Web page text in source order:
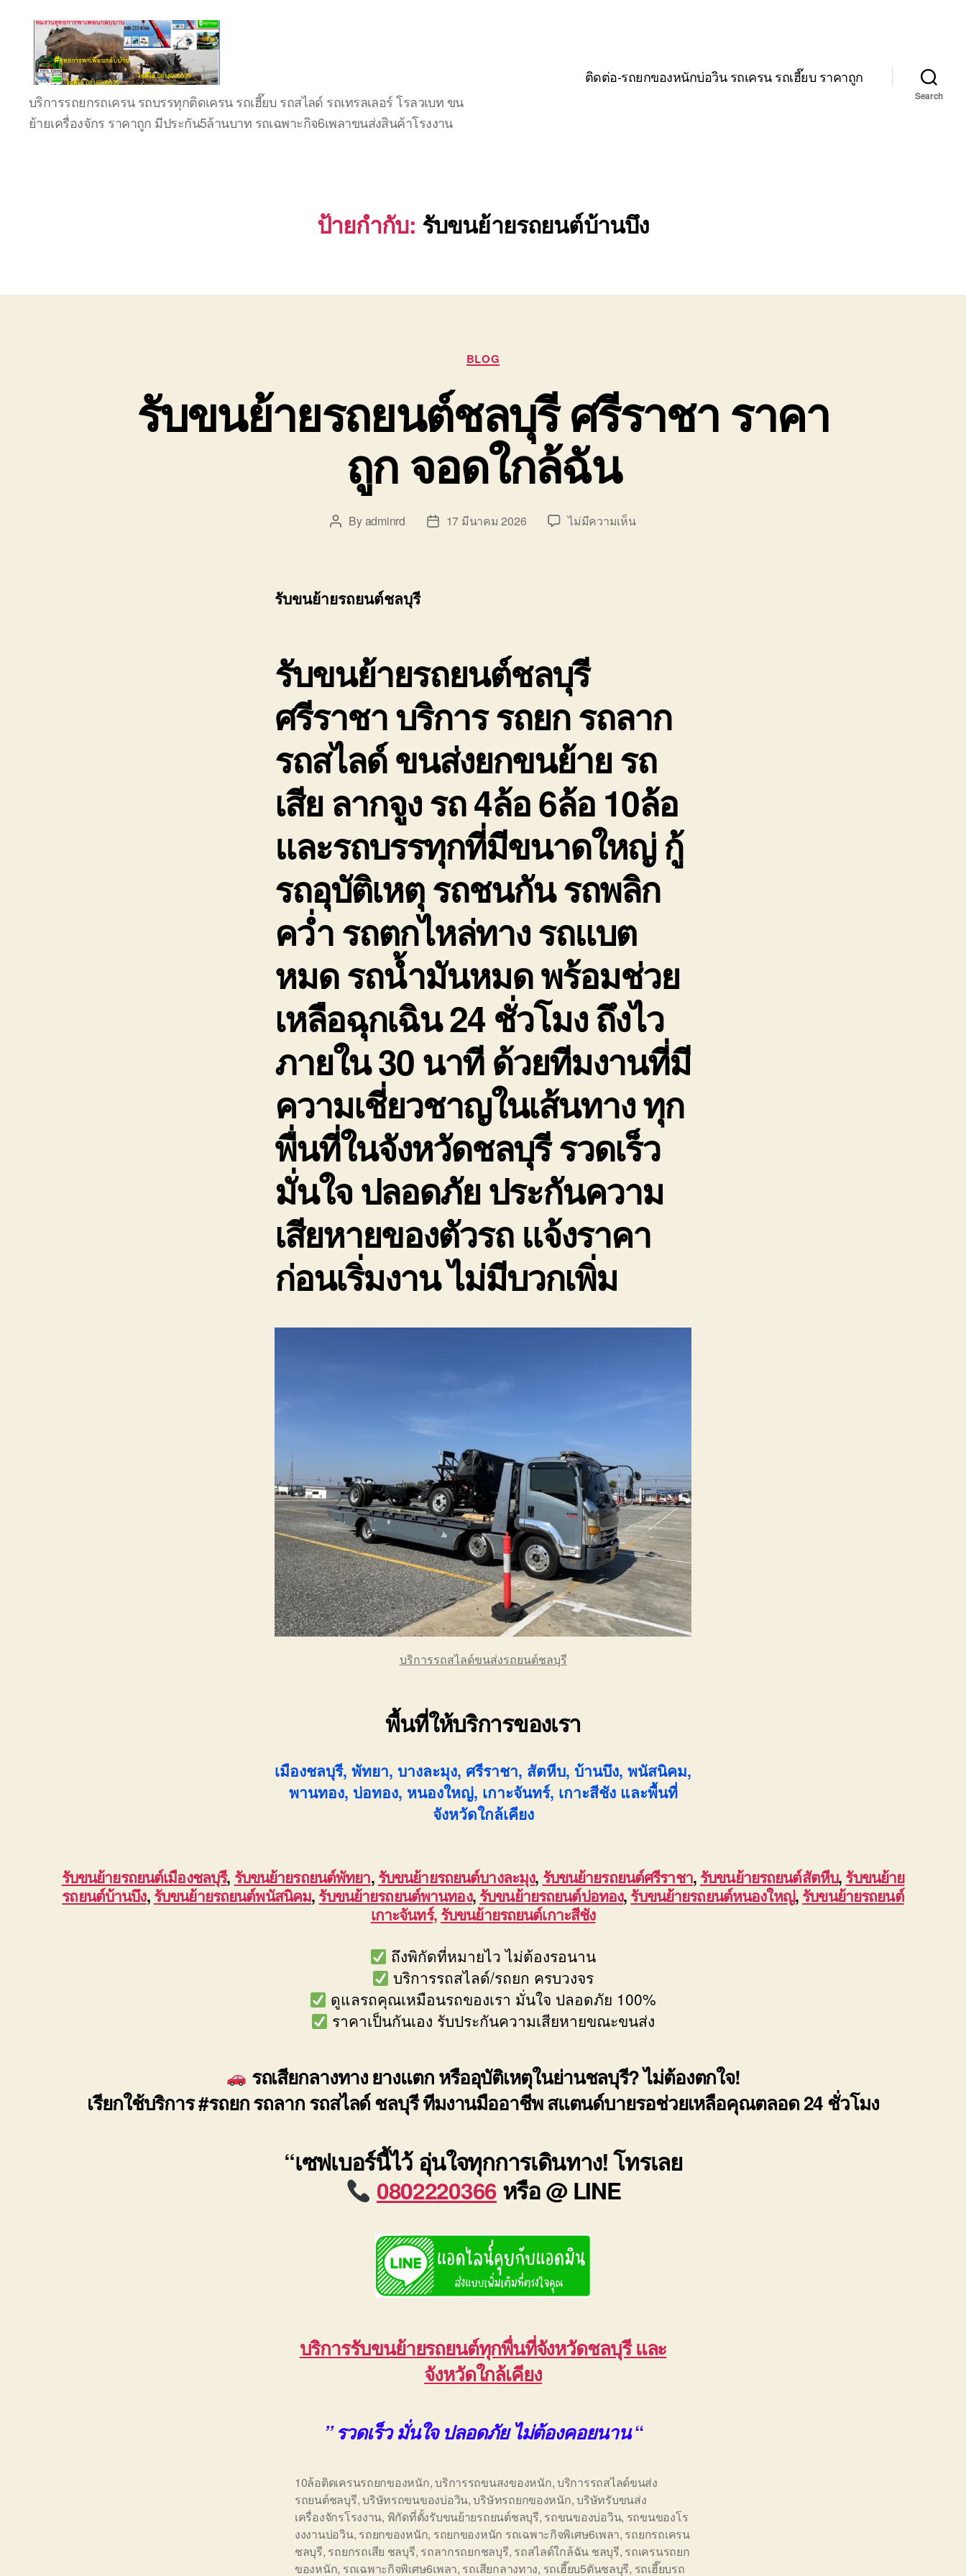
บริษัท
รถ
บรรทุก
รับจ้าง
บริการรถยกรถเครน รถบรรทุกติดเครน รถเฮี๊ยบ รถสไลด์ รถเทรลเลอร์ โรลวเบท ขน
ย้ายเครื่องจักร ราคาถูก มีประกัน5ล้านบาท รถเฉพาะกิจ6เพลาขนส่งสินค้าโรงงาน
ติดต่อ-รถยกของหนักบ่อวิน รถเครน รถเฮี๊ยบ ราคาถูก
Search
ป้ายกำกับ: รับขนย้ายรถยนต์บ้านบึง
Categories
BLOG
รับขนย้ายรถยนต์ชลบุรี ศรีราชา ราคา
ถูก จอดใกล้ฉัน
Post
Byadminrd
Post17 มีนาคม 2026 ไม่มีความเห็นบน
ฉัน
รับขนย้ายรถยนต์ชลบุรี
รับขนย้ายรถยนต์ชลบุรี
ศรีราชา บริการ รถยก รถลาก
รถสไลด์ ขนส่งยกขนย้าย รถ
เสีย ลากจูง รถ 4ล้อ 6ล้อ 10ล้อ
และรถบรรทุกที่มีขนาดใหญ่ กู้
รถอุบัติเหตุ รถชนกัน รถพลิก
คว่ำ รถตกไหล่ทาง รถแบต
หมด รถน้ำมันหมด พร้อมช่วย
เหลือฉุกเฉิน 24 ชั่วโมง ถึงไว
ภายใน 30 นาที ด้วยทีมงานที่มี
ความเชี่ยวชาญในเส้นทาง ทุก
พื่นที่ในจังหวัดชลบุรี รวดเร็ว
มั่นใจ ปลอดภัย ประกันความ
เสียหายของตัวรถ แจ้งราคา
ก่อนเริ่มงาน ไม่มีบวกเพิ่ม
บริการรถสไลด์ขนส่งรถยนต์ชลบุรี
พื้นที่ให้บริการของเรา
เมืองชลบุรี, พัทยา, บางละมุง, ศรีราชา, สัตหีบ, บ้านบึง, พนัสนิคม,
พานทอง, บ่อทอง, หนองใหญ่, เกาะจันทร์, เกาะสีชัง และพื้นที่
จังหวัดใกล้เคียง
รับขนย้ายรถยนต์เมืองชลบุรี, รับขนย้ายรถยนต์พัทยา, รับขนย้ายรถยนต์บางละมุง, รับขนย้ายรถยนต์ศรีราชา, รับขนย้ายรถยนต์สัตหีบ, รับขนย้าย
รถยนต์บ้านบึง, รับขนย้ายรถยนต์พนัสนิคม, รับขนย้ายรถยนต์พานทอง, รับขนย้ายรถยนต์บ่อทอง, รับขนย้ายรถยนต์หนองใหญ่, รับขนย้ายรถยนต์
เกาะจันทร์, รับขนย้ายรถยนต์เกาะสีชัง
ถึงพิกัดที่หมายไว ไม่ต้องรอนาน
บริการรถสไลด์/รถยก ครบวงจร
ดูแลรถคุณเหมือนรถของเรา มั่นใจ ปลอดภัย 100%
ราคาเป็นกันเอง รับประกันความเสียหายขณะขนส่ง
รถเสียกลางทาง ยางแตก หรืออุบัติเหตุในย่านชลบุรี? ไม่ต้องตกใจ!
เรียกใช้บริการ #รถยก รถลาก รถสไลด์ ชลบุรี ทีมงานมืออาชีพ สแตนด์บายรอช่วยเหลือคุณตลอด 24 ชั่วโมง
“เซฟเบอร์นี้ไว้ อุ่นใจทุกการเดินทาง! โทรเลย
0802220366หรือ @ LINE
บริการรับขนย้ายรถยนต์ทุกพื่นที่จังหวัดชลบุรี และ
จังหวัดใกล้เคียง
” รวดเร็ว มั่นใจ ปลอดภัย ไม่ต้องคอยนาน“
10ล้อติดเครนรถยกของหนัก,บริการรถขนสงของหนัก,บริการรถสไลด์ขนส่ง
รถยนต์ชลบุรี,บริษัทรถขนของบ่อวิน,บริษัทรถยกของหนัก,บริษัทรับขนส่ง
เครื่องจักรโรงงาน, พิกัดที่ตั้งรับขนย้ายรถยนต์ชลบุรี, รถขนของบ่อวิน, รถขนของโร
งงงานบ่อวิน, รถยกของหนัก, รถยกของหนัก รถเฉพาะกิจพิเศษ6เพลา, รถยกรถเครน
ชลบุรี, รถยกรถเสีย ชลบุรี, รถลากรถยกชลบุรี, รถสไลด์ใกล้ฉัน ชลบุรี, รถเครนรถยก
ของหนัก, รถเฉพาะกิจพิเศษ6เพลา, รถเสียกลางทาง, รถเฮี๊ยบ5ตันชลบุรี, รถเฮี๊ยบรถ